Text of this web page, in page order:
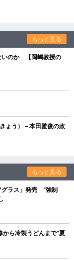
もっと見る
いのか 【岡嶋教授の
ょう）－本田雅俊の政
もっと見る
グラス」発売 “強制
ら冷製うどんまで“夏